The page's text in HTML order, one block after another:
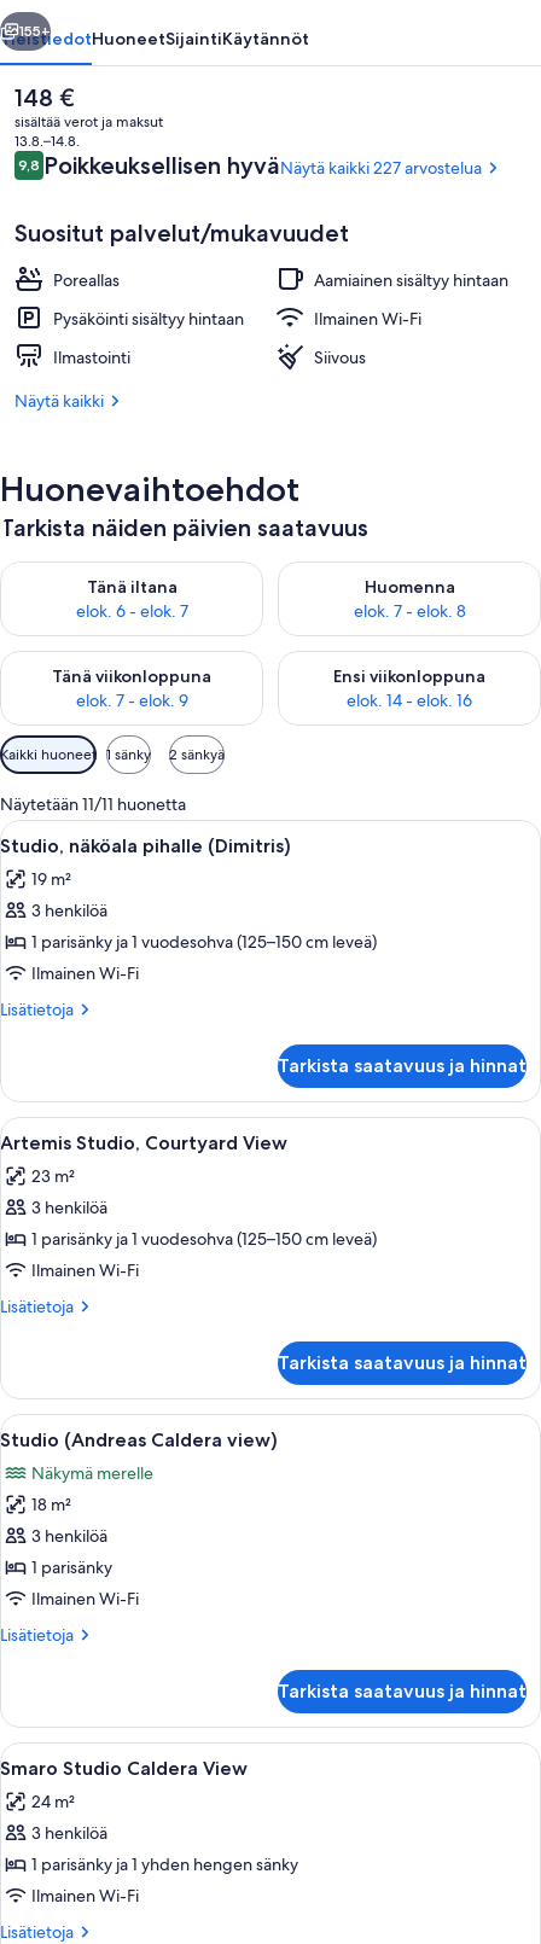
Exclusive-sviitti, 1 suuri parisänky ja
Seuraava
155+
YleistiedotHuoneetSijaintiKäytännöt
Nykyinen
hinta
on
148 €
148 €
sisältää verot ja maksut
13.8.–14.8.
Arvostelut
9,89,8 kautta 10.
Poikkeuksellisen hyväNäytä kaikki 227 arvostelua
Suositut palvelut/mukavuudet
Poreallas
Aamiainen sisältyy hintaan
Pysäköinti sisältyy hintaan
Ilmainen Wi-Fi
Ilmastointi
Siivous
Näytä kaikki
Huonevaihtoehdot
Tarkista näiden päivien saatavuus
Tänä iltana
elok. 6 - elok. 7
Tarkista tämän illan saatavuus elok. 6 - elok. 7
Huomenna
elok. 7 - elok. 8
Tarkista huomisen saatavuus
Tänä viikonloppuna
elok. 7 - elok. 9
Tarkista tämän viikonlopun saatavuus elok. 7 - elok. 9
Ensi viikonloppuna
elok. 14 - elok. 16
Tarkista ensi viikonlopun
Huoneille
saatavilla
olevia
suodattimia
Kaikki huoneet 1 sänky 2 sänkyä
Näytetään 11/11 huonetta
Avaa
kaikki
huonetyypin
Studio,
näköala
pihalle
(Dimitris)
Tilava keittiö, jossa on puulattia,
7
Studio, näköala pihalle (Dimitris)
19 m²
3 henkilöä
1 parisänky ja 1 vuodesohva (125–150 cm leveä)
Ilmainen Wi-Fi
Lisätietoja
Lisätietoja
pihalle
(Dimitris)
Tarkista saatavuus ja hinnat
Avaa
kaikki
huonetyypin
Artemis
Studio,
Courtyard
View
Tunnelmallinen huone, jossa on
7
Artemis Studio, Courtyard View
23 m²
3 henkilöä
1 parisänky ja 1 vuodesohva (125–150 cm leveä)
Ilmainen Wi-Fi
Lisätietoja
Lisätietoja
Courtyard
View
Tarkista saatavuus ja hinnat
Avaa
kaikki
huonetyypin
Studio
(Andreas
Caldera
view)
Kattoterassi, jossa on uima-allas,
19
Studio (Andreas Caldera view)
Näkymä merelle
18 m²
3 henkilöä
1 parisänky
Ilmainen Wi-Fi
Lisätietoja
Lisätietoja
Caldera
view)
Tarkista saatavuus ja hinnat
Avaa
kaikki
huonetyypin
Smaro
Studio
Caldera
View
Näkymä oviaukosta ulkotilalle,
12
Smaro Studio Caldera View
24 m²
3 henkilöä
1 parisänky ja 1 yhden hengen sänky
Ilmainen Wi-Fi
Lisätietoja
Lisätietoja